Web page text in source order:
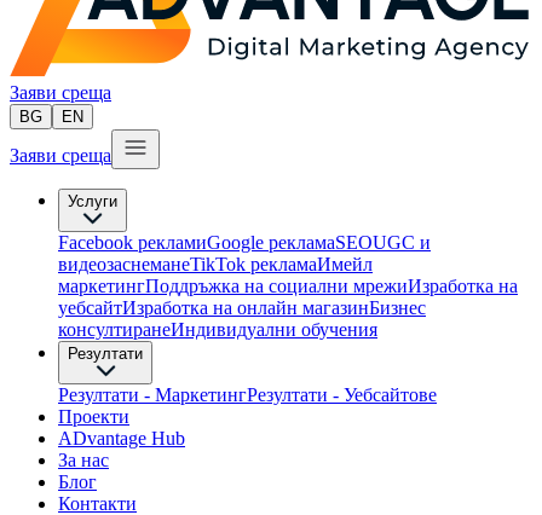
Заяви среща
BG EN
Заяви среща
Услуги
Facebook рекламиGoogle рекламаSEOUGC и
видеозаснеманеTikTok рекламaИмейл
маркетингПоддръжка на социални мрежиИзработка на
уебсайтИзработка на онлайн магазинБизнес
консултиране​Индивидуални обучения
Резултати
Резултати - МаркетингРезултати - Уебсайтове
Проекти
ADvantage Hub
За нас
Блог
Контакти